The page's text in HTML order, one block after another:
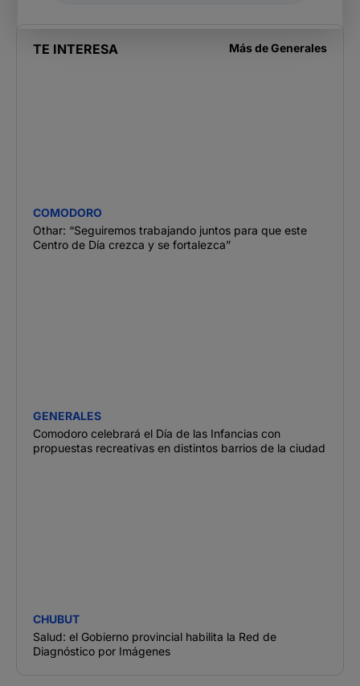
TE INTERESA Más deGenerales
COMODORO
Othar: “Seguiremos trabajando juntos para que este
Centro de Día crezca y se fortalezca”
GENERALES
Comodoro celebrará el Día de las Infancias con
propuestas recreativas en distintos barrios de la ciudad
CHUBUT
Salud: el Gobierno provincial habilita la Red de
Diagnóstico por Imágenes